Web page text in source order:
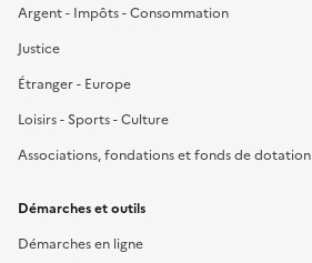
Argent - Impôts - Consommation
Justice
Étranger - Europe
Loisirs - Sports - Culture
Associations, fondations et fonds de dotation
Démarches et outils
Démarches en ligne